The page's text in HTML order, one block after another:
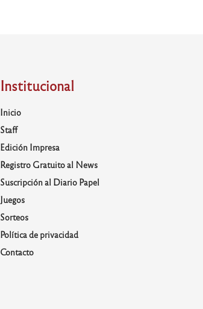
Institucional
Inicio
Staff
Edición Impresa
Registro Gratuito al News
Suscripción al Diario Papel
Juegos
Sorteos
Política de privacidad
Contacto